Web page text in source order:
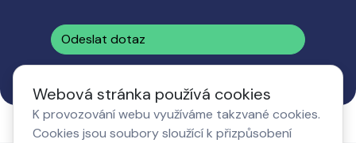
Webová stránka používá cookies
K provozování webu využíváme takzvané cookies.
Cookies jsou soubory sloužící k přizpůsobení
Odeslat dotaz